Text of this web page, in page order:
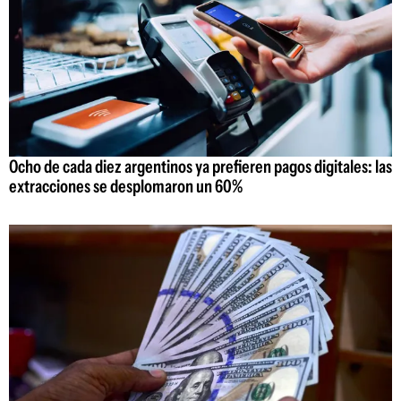
Ocho de cada diez argentinos ya prefieren pagos digitales: las
extracciones se desplomaron un 60%